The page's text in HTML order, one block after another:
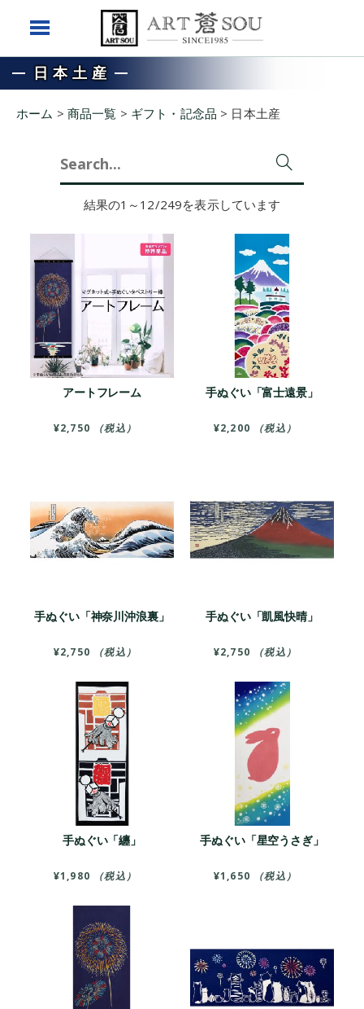
日本土産
ホーム > 商品一覧 > ギフト・記念品 > 日本土産
Search
結果の1～12/249を表示しています
アートフレーム
¥2,750 （税込）
手ぬぐい「富士遠景」
¥2,200 （税込）
手ぬぐい「神奈川沖浪裏」
¥2,750 （税込）
手ぬぐい「凱風快晴」
¥2,750 （税込）
手ぬぐい「纏」
¥1,980 （税込）
手ぬぐい「星空うさぎ」
¥1,650 （税込）